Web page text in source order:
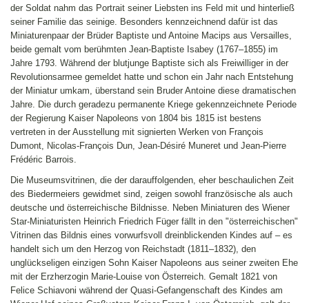
der Soldat nahm das Portrait seiner Liebsten ins Feld mit und hinterließ
seiner Familie das seinige. Besonders kennzeichnend dafür ist das
Miniaturenpaar der Brüder Baptiste und Antoine Macips aus Versailles,
beide gemalt vom berühmten Jean-Baptiste Isabey (1767–1855) im
Jahre 1793. Während der blutjunge Baptiste sich als Freiwilliger in der
Revolutionsarmee gemeldet hatte und schon ein Jahr nach Entstehung
der Miniatur umkam, überstand sein Bruder Antoine diese dramatischen
Jahre. Die durch geradezu permanente Kriege gekennzeichnete Periode
der Regierung Kaiser Napoleons von 1804 bis 1815 ist bestens
vertreten in der Ausstellung mit signierten Werken von François
Dumont, Nicolas-François Dun, Jean-Désiré Muneret und Jean-Pierre
Frédéric Barrois.
Die Museumsvitrinen, die der darauffolgenden, eher beschaulichen Zeit
des Biedermeiers gewidmet sind, zeigen sowohl französische als auch
deutsche und österreichische Bildnisse. Neben Miniaturen des Wiener
Star-Miniaturisten Heinrich Friedrich Füger fällt in den "österreichischen"
Vitrinen das Bildnis eines vorwurfsvoll dreinblickenden Kindes auf – es
handelt sich um den Herzog von Reichstadt (1811–1832), den
unglückseligen einzigen Sohn Kaiser Napoleons aus seiner zweiten Ehe
mit der Erzherzogin Marie-Louise von Österreich. Gemalt 1821 von
Felice Schiavoni während der Quasi-Gefangenschaft des Kindes am